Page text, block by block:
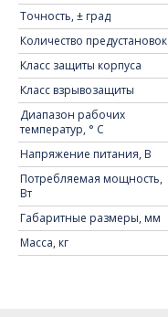
Точность, ± град
Количество предустановок
Класс защиты корпуса
Класс взрывозащиты
Диапазон рабочих
температур, ° C
Напряжение питания, В
Потребляемая мощность,
Вт
Габаритные размеры, мм
Масса, кг